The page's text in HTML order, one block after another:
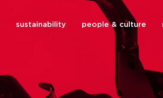
sustainability people & culture